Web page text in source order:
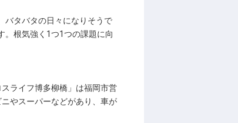
バタバタの日々になりそうで
。根気強く1つ1つの課題に向
ライフ博多柳橋」は福岡市営
やスーパーなどがあり、車が